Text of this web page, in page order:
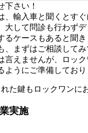
下さい！
、輸入車と聞くとす
大して問診も行わず
るケースもあると聞
、まずはご相談してみ
言えませんが、ロッ
ようにご準備しており
実施